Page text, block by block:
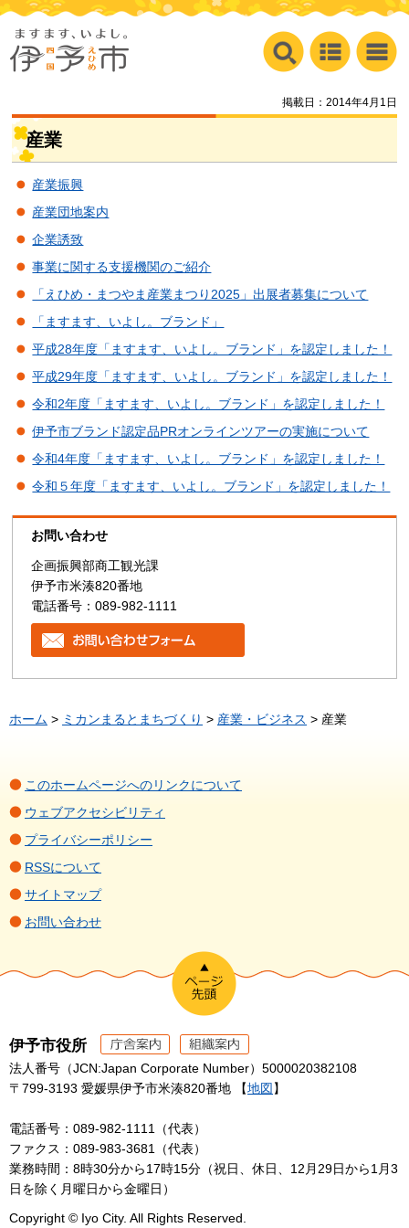
掲載日：2014年4月1日
産業
産業振興
産業団地案内
企業誘致
事業に関する支援機関のご紹介
「えひめ・まつやま産業まつり2025」出展者募集について
「ますます、いよし。ブランド」
平成28年度「ますます、いよし。ブランド」を認定しました！
平成29年度「ますます、いよし。ブランド」を認定しました！
令和2年度「ますます、いよし。ブランド」を認定しました！
伊予市ブランド認定品PRオンラインツアーの実施について
令和4年度「ますます、いよし。ブランド」を認定しました！
令和５年度「ますます、いよし。ブランド」を認定しました！
お問い合わせ
企画振興部商工観光課
伊予市米湊820番地
電話番号：089-982-1111
ホーム > ミカンまるとまちづくり > 産業・ビジネス > 産業
このホームページへのリンクについて
ウェブアクセシビリティ
プライバシーポリシー
RSSについて
サイトマップ
お問い合わせ
伊予市役所
法人番号（JCN:Japan Corporate Number）5000020382108
〒799-3193 愛媛県伊予市米湊820番地 【地図 】
電話番号：089-982-1111（代表）
ファクス：089-983-3681（代表）
業務時間：8時30分から17時15分（祝日、休日、12月29日から1月3
日を除く月曜日から金曜日）
Copyright © Iyo City. All Rights Reserved.